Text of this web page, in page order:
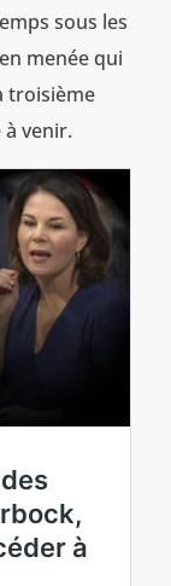
sous les
menée qui
troisième
venir.